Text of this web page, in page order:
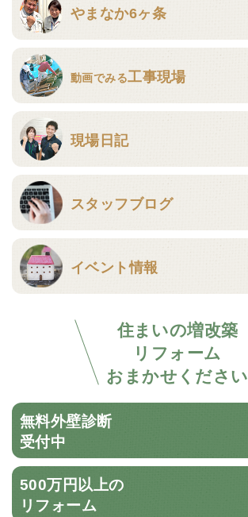
やまなか6ヶ条
動画でみる工事現場
現場日記
スタッフブログ
イベント情報
住まいの増改築
リフォーム
おまかせください
無料外壁診断
受付中
500万円以上の
リフォーム